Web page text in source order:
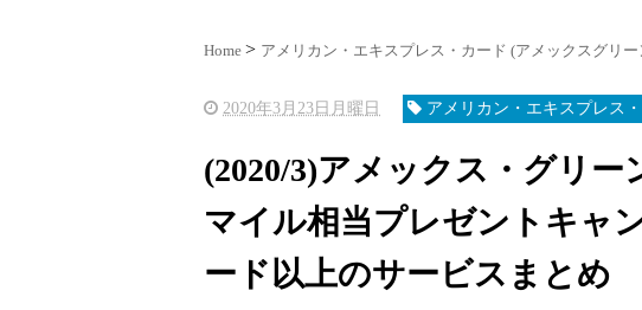
Home アメリカン・エキスプレス・カード (アメックスグリ
2020年3月23日月曜日 アメリカン・エキスプレス
(2020/3)アメックス・グリ
マイル相当プレゼントキャ
ード以上のサービスまとめ